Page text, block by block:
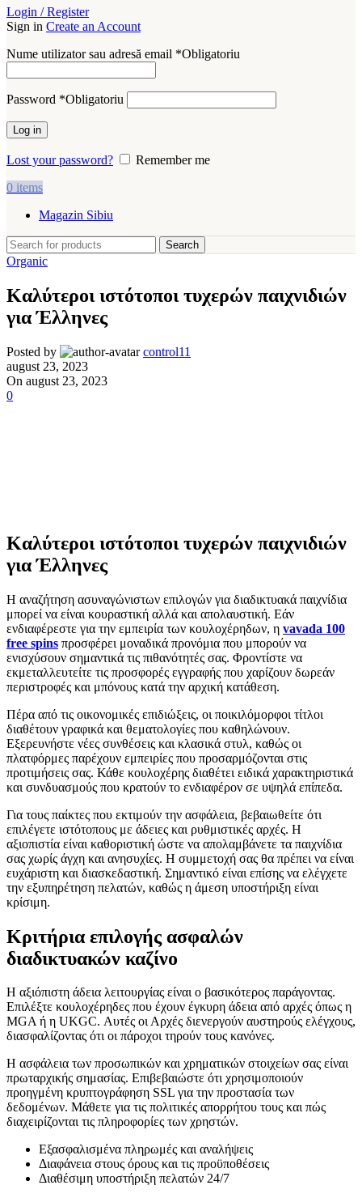
Login / Register
Sign in Create an Account
Nume utilizator sau adresă email *Obligatoriu
Password *Obligatoriu
Log in
Lost your password?
Remember me
0 items
Magazin Sibiu
Search
Organic
Καλύτεροι ιστότοποι τυχερών παιχνιδιών
για Έλληνες
Posted by
control11
august 23, 2023
On august 23, 2023
0
Καλύτεροι ιστότοποι τυχερών παιχνιδιών
για Έλληνες
Η αναζήτηση ασυναγώνιστων επιλογών για διαδικτυακά παιχνίδια
μπορεί να είναι κουραστική αλλά και απολαυστική. Εάν
ενδιαφέρεστε για την εμπειρία των κουλοχέρηδων, η vavada 100
free spins προσφέρει μοναδικά προνόμια που μπορούν να
ενισχύσουν σημαντικά τις πιθανότητές σας. Φροντίστε να
εκμεταλλευτείτε τις προσφορές εγγραφής που χαρίζουν δωρεάν
περιστροφές και μπόνους κατά την αρχική κατάθεση.
Πέρα από τις οικονομικές επιδιώξεις, οι ποικιλόμορφοι τίτλοι
διαθέτουν γραφικά και θεματολογίες που καθηλώνουν.
Εξερευνήστε νέες συνθέσεις και κλασικά στυλ, καθώς οι
πλατφόρμες παρέχουν εμπειρίες που προσαρμόζονται στις
προτιμήσεις σας. Κάθε κουλοχέρης διαθέτει ειδικά χαρακτηριστικά
και συνδυασμούς που κρατούν το ενδιαφέρον σε υψηλά επίπεδα.
Για τους παίκτες που εκτιμούν την ασφάλεια, βεβαιωθείτε ότι
επιλέγετε ιστότοπους με άδειες και ρυθμιστικές αρχές. Η
αξιοπιστία είναι καθοριστική ώστε να απολαμβάνετε τα παιχνίδια
σας χωρίς άγχη και ανησυχίες. Η συμμετοχή σας θα πρέπει να είναι
ευχάριστη και διασκεδαστική. Σημαντικό είναι επίσης να ελέγχετε
την εξυπηρέτηση πελατών, καθώς η άμεση υποστήριξη είναι
κρίσιμη.
Κριτήρια επιλογής ασφαλών
διαδικτυακών καζίνο
Η αξιόπιστη άδεια λειτουργίας είναι ο βασικότερος παράγοντας.
Επιλέξτε κουλοχέρηδες που έχουν έγκυρη άδεια από αρχές όπως η
MGA ή η UKGC. Αυτές οι Αρχές διενεργούν αυστηρούς ελέγχους,
διασφαλίζοντας ότι οι πάροχοι τηρούν τους κανόνες.
Η ασφάλεια των προσωπικών και χρηματικών στοιχείων σας είναι
πρωταρχικής σημασίας. Επιβεβαιώστε ότι χρησιμοποιούν
προηγμένη κρυπτογράφηση SSL για την προστασία των
δεδομένων. Μάθετε για τις πολιτικές απορρήτου τους και πώς
διαχειρίζονται τις πληροφορίες των χρηστών.
Εξασφαλισμένα πληρωμές και αναλήψεις
Διαφάνεια στους όρους και τις προϋποθέσεις
Διαθέσιμη υποστήριξη πελατών 24/7